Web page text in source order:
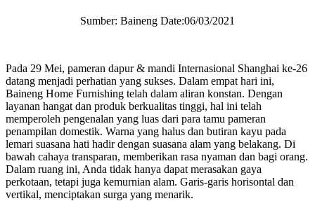
Sumber: Baineng Date:06/03/2021
Pada 29 Mei, pameran dapur & mandi Internasional Shanghai ke-26
datang menjadi perhatian yang sukses. Dalam empat hari ini,
Baineng Home Furnishing telah dalam aliran konstan. Dengan
layanan hangat dan produk berkualitas tinggi, hal ini telah
memperoleh pengenalan yang luas dari para tamu pameran
penampilan domestik. Warna yang halus dan butiran kayu pada
lemari suasana hati hadir dengan suasana alam yang belakang. Di
bawah cahaya transparan, memberikan rasa nyaman dan bagi orang.
Dalam ruang ini, Anda tidak hanya dapat merasakan gaya
perkotaan, tetapi juga kemurnian alam. Garis-garis horisontal dan
vertikal, menciptakan surga yang menarik.